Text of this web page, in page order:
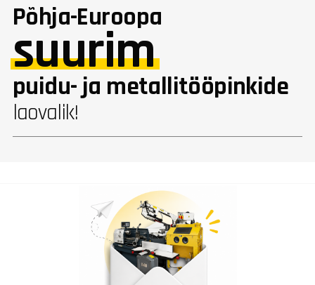
Põhja-Euroopa
suurim
puidu- ja metallitööpinkide
laovalik!